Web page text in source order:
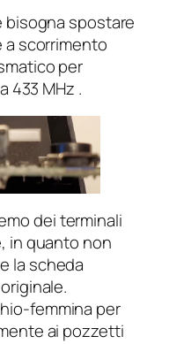
bisogna spostare
a scorrimento
per
433 MHz .
dei terminali
in quanto non
la scheda
femmina per
ai pozzetti